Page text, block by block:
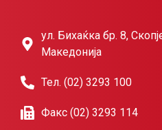
ул. Бихаќка бр. 8,
Македонија
Тел. (02) 3293 100
Факс (02) 3293 114